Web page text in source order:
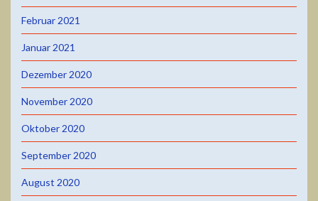
Februar 2021
Januar 2021
Dezember 2020
November 2020
Oktober 2020
September 2020
August 2020